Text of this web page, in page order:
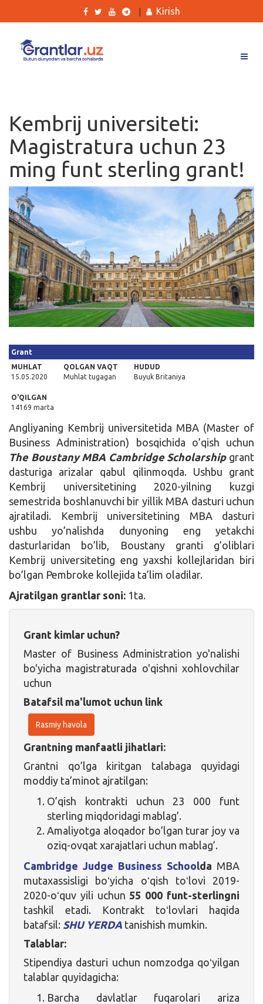
Ishlar
Kurslar
Blog
Yana
Qidirish
Kirish
Kirish
Kembrij universiteti:
Magistratura uchun 23
ming funt sterling grant!
Grant
MUHLAT
15.05.2020
QOLGAN VAQT
Muhlat tugagan
HUDUD
Buyuk Britaniya
O'QILGAN
14169 marta
Angliyaning Kembrij universitetida MBA (Master of
Business Administration) bosqichida o’qish uchun
The Boustany MBA Cambridge Scholarshipgrant
dasturiga arizalar qabul qilinmoqda. Ushbu grant
Kembrij universitetining 2020-yilning kuzgi
semestrida boshlanuvchi bir yillik MBA dasturi uchun
ajratiladi. Kembrij universitetining MBA dasturi
ushbu yo’nalishda dunyoning eng yetakchi
dasturlaridan bo’lib, Boustany granti g’oliblari
Kembrij universiteting eng yaxshi kollejlaridan biri
bo’lgan Pembroke kollejida ta’lim oladilar.
Ajratilgan grantlar soni: 1ta.
Grant kimlar uchun?
Master of Business Administration yo'nalishi
bo'yicha magistraturada o'qishni xohlovchilar
uchun
Batafsil ma'lumot uchun link
Rasmiy havola
Grantning manfaatli jihatlari:
Grantni qo’lga kiritgan talabaga quyidagi
moddiy ta’minot ajratilgan:
O’qish kontrakti uchun 23 000 funt
sterling miqdoridagi mablag’.
Amaliyotga aloqador bo’lgan turar joy va
oziq-ovqat xarajatlari uchun mablag’.
Cambridge Judge Business Schoolda MBA
mutaxassisligi boʻyicha oʻqish toʻlovi 2019-
2020-oʻquv yili uchun 55 000 funt-sterlingni
tashkil etadi. Kontrakt toʻlovlari haqida
batafsil: SHU YERDA tanishish mumkin.
Talablar:
Stipendiya dasturi uchun nomzodga qoʻyilgan
talablar quyidagicha:
Barcha davlatlar fuqarolari ariza